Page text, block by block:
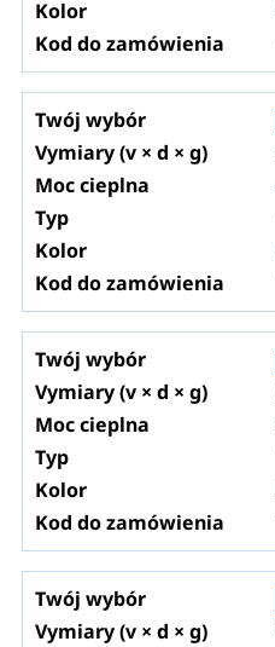
Kolor
Kod do zamówienia
Twój wybór
Vymiary (v × d × g)
Moc cieplna
Typ
Kolor
Kod do zamówienia
Twój wybór
Vymiary (v × d × g)
Moc cieplna
Typ
Kolor
Kod do zamówienia
Twój wybór
Vymiary (v × d × g)